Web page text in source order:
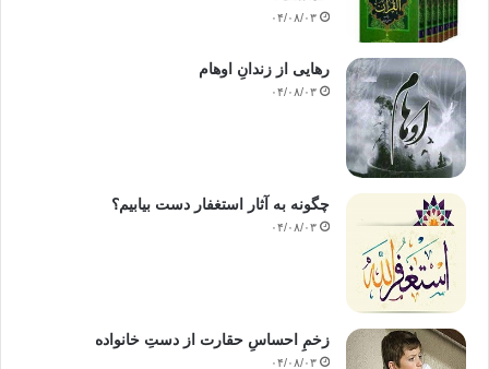
۰۴/۰۸/۰۳
رهایی از زندانِ اوهام
۰۴/۰۸/۰۳
چگونه به آثار استغفار دست بیابیم؟
۰۴/۰۸/۰۳
زخمِ احساسِ حقارت از دستِ خانواده
۰۴/۰۸/۰۳